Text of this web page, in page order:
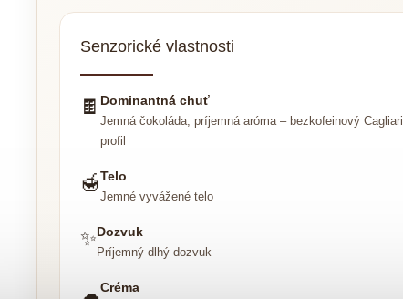
Senzorické vlastnosti
🍫 Dominantná chuť
Jemná čokoláda, príjemná aróma – bezkofeinový Cagliari
profil
🍯Telo
Jemné vyvážené telo
✨Dozvuk
Príjemný dlhý dozvuk
☁Créma